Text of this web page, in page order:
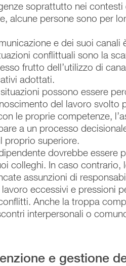
soprattutto nei
alcune persone sono per
e dei suoi canali
conflittuali sono la
frutto dell’utilizzo di
adottati.
possono essere
del lavoro svolto
le proprie competenze,
a un processo
proprio superiore.
dovrebbe essere
colleghi. In caso contrario,
assunzioni di
eccessivi e pressioni
Anche la troppa
interpersonali o
e gestione